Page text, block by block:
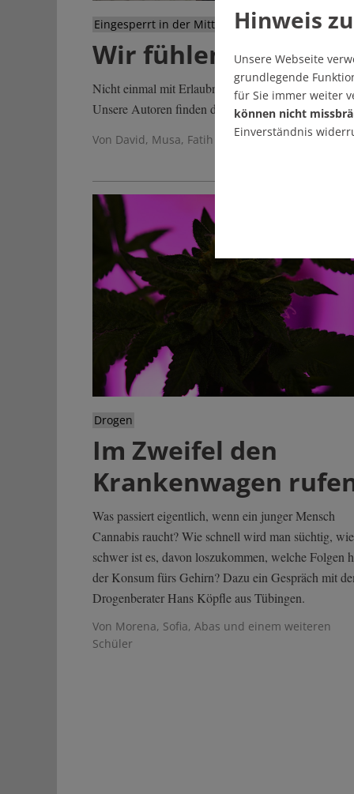
Eingesperrt in der Mittagspause
Wir fühlen uns wie
Nicht einmal mit Erlaubnis der Eltern dürfen
Unsere Autoren finden das unfair und sind bereit,
Von David, Musa, Fatih und Sadik
Drogen
Im Zweifel den
Krankenwagen
Was passiert eigentlich, wenn ein junger Mensch
Cannabis raucht? Wie schnell wird man süchtig, wie
schwer ist es, davon loszukommen, welche Folgen
der Konsum fürs Gehirn? Dazu ein Gespräch mit
Drogenberater Hans Köpfle aus Tübingen.
Von Morena, Sofia, Abas und einem weiteren
Schüler
Hinweis
Unsere Webseite
grundlegende
für Sie immer weiter
können nicht
Einverständnis